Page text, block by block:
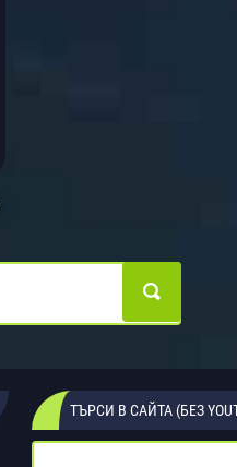
ТЪРСИ В САЙТА (БЕЗ